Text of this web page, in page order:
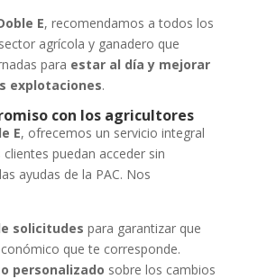
E, recomendamos a todos los
agrícola y ganadero que
para estar al día y mejorar
explotaciones.
con los agricultores
E, ofrecemos un servicio integral
puedan acceder sin
ayudas de la PAC. Nos
solicitudes para garantizar que
que te corresponde.
personalizado sobre los cambios